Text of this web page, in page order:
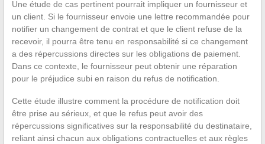
Une étude de cas pertinent pourrait impliquer un fournisseur et
un client. Si le fournisseur envoie une lettre recommandée pour
notifier un changement de contrat et que le client refuse de la
recevoir, il pourra être tenu en responsabilité si ce changement
a des répercussions directes sur les obligations de paiement.
Dans ce contexte, le fournisseur peut obtenir une réparation
pour le préjudice subi en raison du refus de notification.
Cette étude illustre comment la procédure de notification doit
être prise au sérieux, et que le refus peut avoir des
répercussions significatives sur la responsabilité du destinataire,
reliant ainsi chacun aux obligations contractuelles et aux règles